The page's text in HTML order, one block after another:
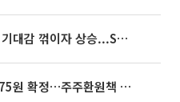
뉴욕증시, 연준 금리인상 기대감 꺾이자 상승...S&P500 사상 최고치 [종합]
SK하이닉스, 분기배당 375원 확정…주주환원책 9월로 앞당겨 발표